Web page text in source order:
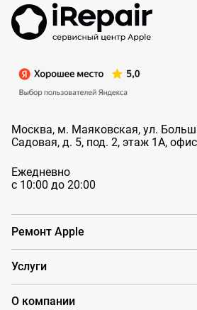
Москва, м. Маяковская, ул.
Садовая, д. 5, под. 2, этаж 1А,
Ежедневно
с 10:00 до 20:00
Ремонт Apple
Услуги
О компании